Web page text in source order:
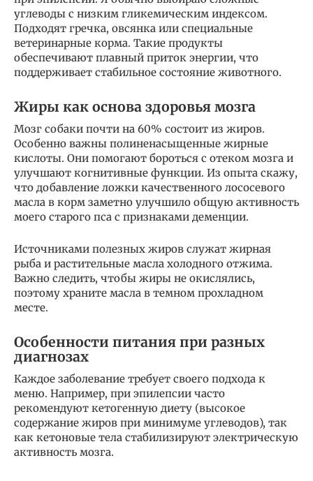
углеводы с низким гликемическим индексом.
Подходят гречка, овсянка или специальные
ветеринарные корма. Такие продукты
обеспечивают плавный приток энергии, что
поддерживает стабильное состояние животного.
Жиры как основа здоровья мозга
Мозг собаки почти на 60% состоит из жиров.
Особенно важны полиненасыщенные жирные
кислоты. Они помогают бороться с отеком мозга и
улучшают когнитивные функции. Из опыта скажу,
что добавление ложки качественного лососевого
масла в корм заметно улучшило общую активность
моего старого пса с признаками деменции.
Источниками полезных жиров служат жирная
рыба и растительные масла холодного отжима.
Важно следить, чтобы жиры не окислялись,
поэтому храните масла в темном прохладном
месте.
Особенности питания при разных
диагнозах
Каждое заболевание требует своего подхода к
меню. Например, при эпилепсии часто
рекомендуют кетогенную диету (высокое
содержание жиров при минимуме углеводов), так
как кетоновые тела стабилизируют электрическую
активность мозга.